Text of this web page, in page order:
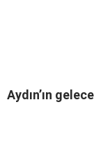
Aydın’ın